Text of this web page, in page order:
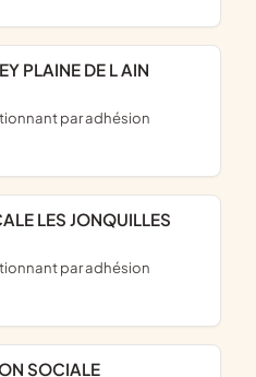
PLAINE DE L AIN
LES JONQUILLES
SOCIALE